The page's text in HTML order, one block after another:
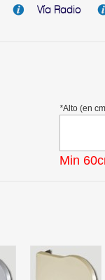
Vía Radio
*Alto (en
Min